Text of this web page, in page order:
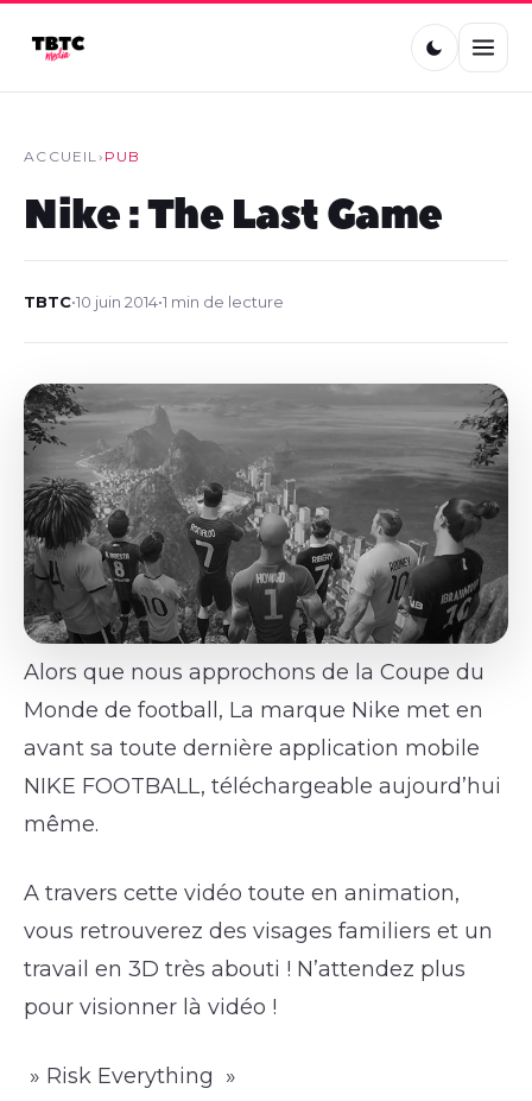
ACCUEIL› PUB
Nike : The Last Game
TBTC•10 juin 2014•1 min de lecture
Alors que nous approchons de la Coupe du
Monde de football, La marque Nike met en
avant sa toute dernière application mobile
NIKE FOOTBALL, téléchargeable aujourd’hui
même.
A travers cette vidéo toute en animation,
vous retrouverez des visages familiers et un
travail en 3D très abouti ! N’attendez plus
pour visionner là vidéo !
» Risk Everything »